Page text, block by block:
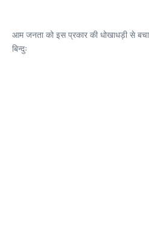
आम जनता को इस प्रकार की धोखाधड़ी से
बिन्दुः